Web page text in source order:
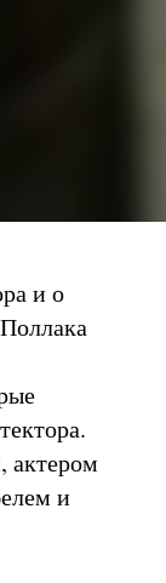
и о
и